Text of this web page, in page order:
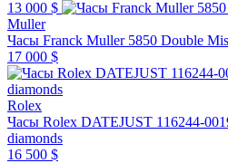
13 000 $
Muller
Часы Franck Muller 5850 Double
17 000 $
Rolex
Часы Rolex DATEJUST 116244-
diamonds
16 500 $